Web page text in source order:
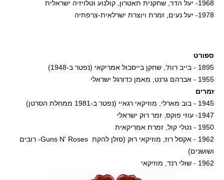
1968- יעל הדר, שחקנית תאטרון, קולנוע וטלויזיה ישראלית
1978- יעל נעים, זמרת ויוצרת ישרלאית-צרפתיה
ספורט
1895 - בייב רות', שחקן בייסבול אמריקאי (נפטר ב-1948)
1955 - אברהם גרנט, מאמן כדורגל ישראלי
זמרים
1945 - בוב מארלי, מוזיקאי רגאיי (נפטר ב-1981 ממחלת הסרטן)
1947- עוזי פוקס, זמר רוק ישראלי
1950 - נטלי קול, זמרת אמריקאית
1962 - אקסל רוז, מוזיקאי רוק (סולן להקת Guns N' Roses- רובים
ושושנים)
1962 - שולי רנד, מוזיקאי